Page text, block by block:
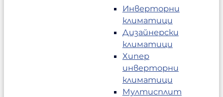
Инверторни
климатици
Дизайнерски
климатици
Хипер
инверторни
климатици
Мултисплит